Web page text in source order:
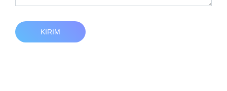
KIRIM